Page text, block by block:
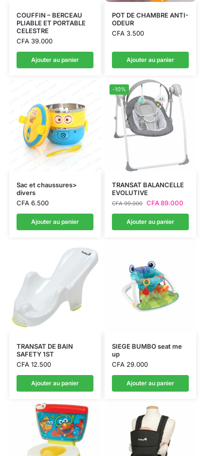
COUFFIN – BERCEAU
PLIABLE ET PORTABLE
CELESTRE
CFA39.000
Ajouter au panier
POT DE CHAMBRE ANTI-
ODEUR
CFA3.500
Ajouter au panier
Sac et chaussures>
divers
CFA6.500
Ajouter au panier
-10%
TRANSAT BALANCELLE
EVOLUTIVE
CFA99.000 CFA89.000
Ajouter au panier
TRANSAT DE BAIN
SAFETY 1ST
CFA12.500
Ajouter au panier
SIEGE BUMBO seat me
up
CFA29.000
Ajouter au panier